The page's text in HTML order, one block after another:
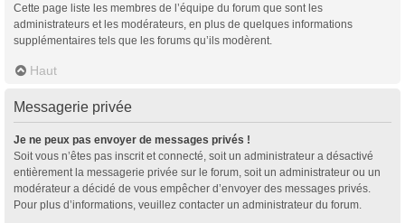
Cette page liste les membres de l’équipe du forum que sont les
administrateurs et les modérateurs, en plus de quelques informations
supplémentaires tels que les forums qu’ils modèrent.
Haut
Messagerie privée
Je ne peux pas envoyer de messages privés !
Soit vous n’êtes pas inscrit et connecté, soit un administrateur a désactivé
entièrement la messagerie privée sur le forum, soit un administrateur ou un
modérateur a décidé de vous empêcher d’envoyer des messages privés.
Pour plus d’informations, veuillez contacter un administrateur du forum.